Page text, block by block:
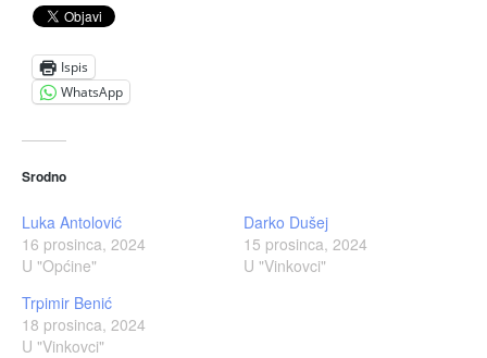
Ispis
WhatsApp
Srodno
Luka Antolović
16 prosinca, 2024
U "Općine"
Darko Dušej
15 prosinca, 2024
U "Vinkovci"
Trpimir Benić
18 prosinca, 2024
U "Vinkovci"